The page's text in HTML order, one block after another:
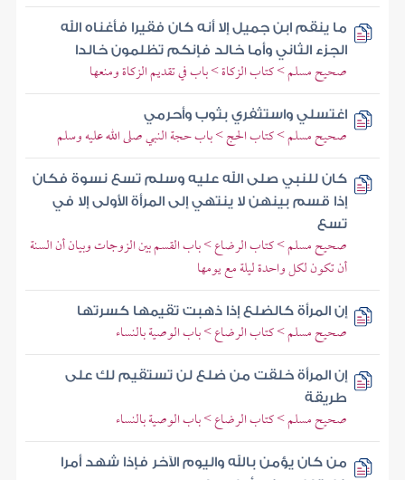
ما ينقم ابن جميل إلا أنه كان فقيرا فأغناه الله
الجزء الثاني وأما خالد فإنكم تظلمون خالدا
صحيح مسلم > كتاب الزكاة > باب في تقديم الزكاة ومنعها
اغتسلي واستثفري بثوب وأحرمي
صحيح مسلم > كتاب الحج > باب حجة النبي صلى الله عليه وسلم
كان للنبي صلى الله عليه وسلم تسع نسوة فكان
إذا قسم بينهن لا ينتهي إلى المرأة الأولى إلا في
تسع
صحيح مسلم > كتاب الرضاع > باب القسم بين الزوجات وبيان أن السنة
أن تكون لكل واحدة ليلة مع يومها
إن المرأة كالضلع إذا ذهبت تقيمها كسرتها
صحيح مسلم > كتاب الرضاع > باب الوصية بالنساء
إن المرأة خلقت من ضلع لن تستقيم لك على
طريقة
صحيح مسلم > كتاب الرضاع > باب الوصية بالنساء
من كان يؤمن بالله واليوم الآخر فإذا شهد أمرا